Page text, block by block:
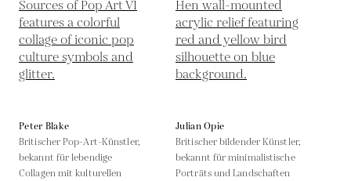
Peter Blake
Britischer Pop-Art-Künstler,
bekannt für lebendige
Collagen mit kulturellen
Julian Opie
Britischer bildender Künstler,
bekannt für minimalistische
Porträts und Landschaften